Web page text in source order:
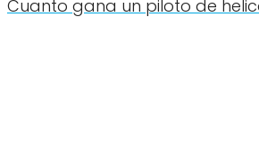
Cuanto gana un piloto de